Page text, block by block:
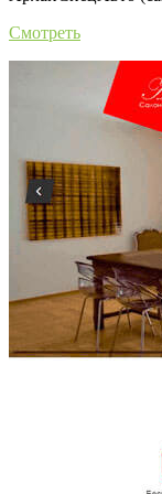
Смотреть